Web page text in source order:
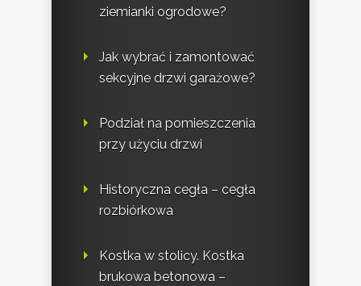
ziemianki ogrodowe?
Jak wybrać i zamontować
sekcyjne drzwi garażowe?
Podział na pomieszczenia
przy użyciu drzwi
Historyczna cegła – cegła
rozbiórkowa
Kostka w stolicy. Kostka
brukowa betonowa –